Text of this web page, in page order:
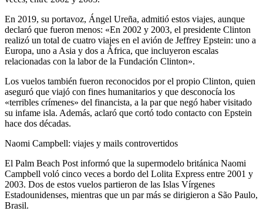
En 2019, su portavoz, Ángel Ureña, admitió estos viajes, aunque
declaró que fueron menos: «En 2002 y 2003, el presidente Clinton
realizó un total de cuatro viajes en el avión de Jeffrey Epstein: uno a
Europa, uno a Asia y dos a África, que incluyeron escalas
relacionadas con la labor de la Fundación Clinton».
Los vuelos también fueron reconocidos por el propio Clinton, quien
aseguró que viajó con fines humanitarios y que desconocía los
«terribles crímenes» del financista, a la par que negó haber visitado
su infame isla. Además, aclaró que cortó todo contacto con Epstein
hace dos décadas.
Naomi Campbell: viajes y mails controvertidos
El Palm Beach Post informó que la supermodelo británica Naomi
Campbell voló cinco veces a bordo del Lolita Express entre 2001 y
2003. Dos de estos vuelos partieron de las Islas Vírgenes
Estadounidenses, mientras que un par más se dirigieron a São Paulo,
Brasil.